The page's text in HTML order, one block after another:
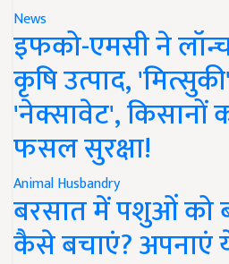
News
इफको-एमसी ने
कृषि उत्पाद,
'नेक्सावेट', किसानों
फसल सुरक्षा!
Animal Husbandry
बरसात में पशुओं को
कैसे बचाएं? अपनाएं